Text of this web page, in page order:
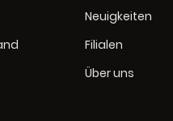
Neuigkeiten
Filialen
Über uns